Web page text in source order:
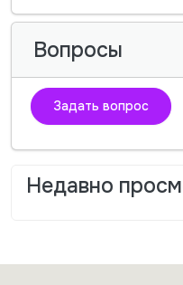
Вопросы
Задать вопрос
Недавно